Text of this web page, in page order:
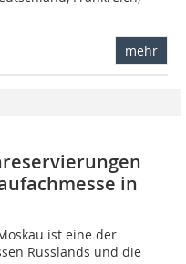
mehr
in
ist eine der
Russlands und die